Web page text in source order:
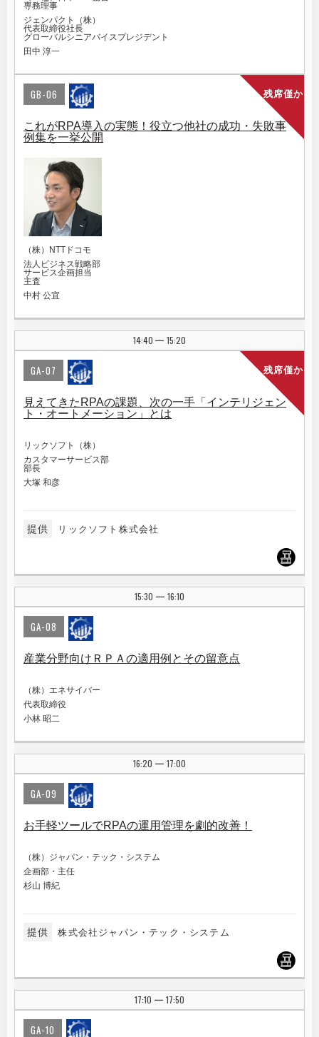
専務理事
ジェンパクト（株）
代表取締役社長
グローバルシニアバイスプレジデント
田中 淳一
残席僅か
GB-06
これがRPA導入の実態！役立つ他社の成功・失敗事
例集を一挙公開
（株）NTTドコモ
法人ビジネス戦略部
サービス企画担当
主査
中村 公宜
14:40 | 15:20
残席僅か
GA-07
見えてきたRPAの課題、次の一手「インテリジェン
ト・オートメーション」とは
リックソフト（株）
カスタマーサービス部
部長
大塚 和彦
提供 リックソフト株式会社
15:30 | 16:10
GA-08
産業分野向けＲＰＡの適用例とその留意点
（株）エネサイバー
代表取締役
小林 昭二
16:20 | 17:00
GA-09
お手軽ツールでRPAの運用管理を劇的改善！
（株）ジャパン・テック・システム
企画部・主任
杉山 博紀
提供 株式会社ジャパン・テック・システム
17:10 | 17:50
GA-10